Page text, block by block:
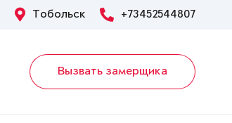
Тобольск +73452544807
Вызвать замерщика